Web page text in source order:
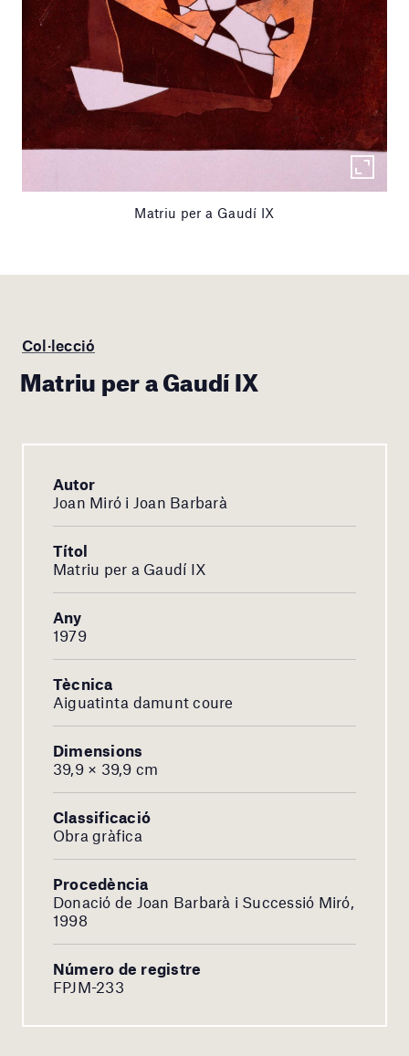
Matriu per a Gaudí IX
Col·lecció
Matriu per a Gaudí IX
Autor
Joan Miró i Joan Barbarà
Títol
Matriu per a Gaudí IX
Any
1979
Tècnica
Aiguatinta damunt coure
Dimensions
39,9 × 39,9 cm
Classificació
Obra gràfica
Procedència
Donació de Joan Barbarà i Successió Miró,
1998
Número de registre
FPJM-233